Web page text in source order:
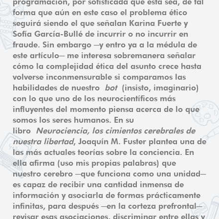
forma que aún en este caso el problema ético
seguirá siendo el que señalan Karina Fuerte y
Sofía García-Bullé de incurrir o no incurrir en
fraude. Sin embargo ─y entro ya a la médula de
este artículo─ me interesa sobremanera señalar
cómo la complejidad ética del asunto crece hasta
volverse inconmensurable si comparamos las
habilidades de nuestro bot(insisto, imaginario)
con lo que uno de los neurocientíficos más
influyentes del momento piensa acerca de lo que
somos los seres humanos. En su
libro Neurociencia, los cimientos cerebrales de
nuestra libertad, Joaquín M. Fuster plantea una de
las más actuales teorías sobre la conciencia. En
ella afirma (uso mis propias palabras) que
nuestro cerebro ─que funciona como una unidad─
es capaz de recibir una cantidad inmensa de
información y asociarla de formas prácticamente
infinitas, para después ─en la corteza prefrontal─
revisar esas asociaciones, discriminar entre ellas y